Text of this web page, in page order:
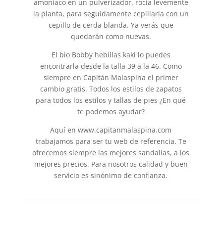
amoniaco en un pulverizador, rocía levemente
la planta, para seguidamente cepillarla con un
cepillo de cerda blanda. Ya verás que
quedarán como nuevas.
El bio Bobby hebillas kaki lo puedes
encontrarla desde la talla 39 a la 46. Como
siempre en Capitán Malaspina el primer
cambio gratis. Todos los estilos de zapatos
para todos los estilos y tallas de pies ¿En qué
te podemos ayudar?
Aquí en www.capitanmalaspina.com
trabajamos para ser tu web de referencia. Te
ofrecemos siempre las mejores sandalias, a los
mejores precios. Para nosotros calidad y buen
servicio es sinónimo de confianza.